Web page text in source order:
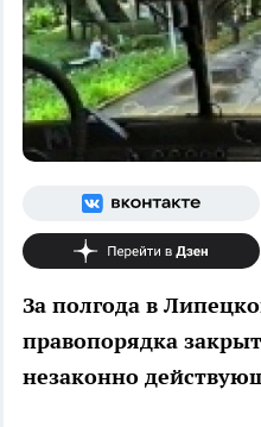
За полгода в
правопорядка
незаконно